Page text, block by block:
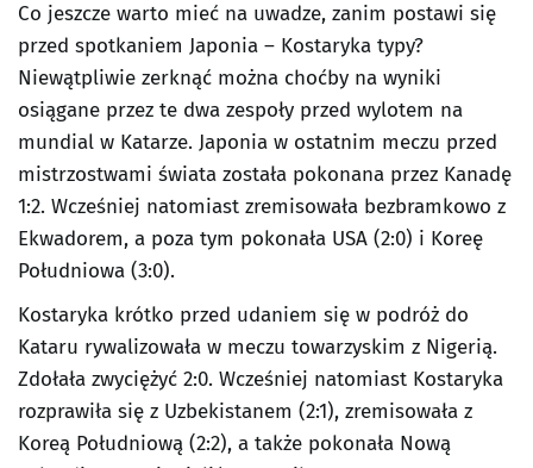
Co jeszcze warto mieć na uwadze, zanim postawi się
przed spotkaniem Japonia – Kostaryka typy?
Niewątpliwie zerknąć można choćby na wyniki
osiągane przez te dwa zespoły przed wylotem na
mundial w Katarze. Japonia w ostatnim meczu przed
mistrzostwami świata została pokonana przez Kanadę
1:2. Wcześniej natomiast zremisowała bezbramkowo z
Ekwadorem, a poza tym pokonała USA (2:0) i Koreę
Południowa (3:0).
Kostaryka krótko przed udaniem się w podróż do
Kataru rywalizowała w meczu towarzyskim z Nigerią.
Zdołała zwyciężyć 2:0. Wcześniej natomiast Kostaryka
rozprawiła się z Uzbekistanem (2:1), zremisowała z
Koreą Południową (2:2), a także pokonała Nową